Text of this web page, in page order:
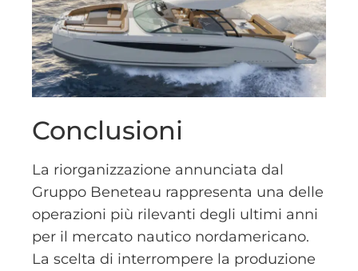
Conclusioni
La riorganizzazione annunciata dal
Gruppo Beneteau rappresenta una delle
operazioni più rilevanti degli ultimi anni
per il mercato nautico nordamericano.
La scelta di interrompere la produzione